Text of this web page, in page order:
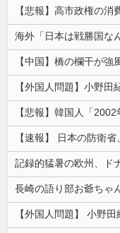
【速報】 日本の防衛